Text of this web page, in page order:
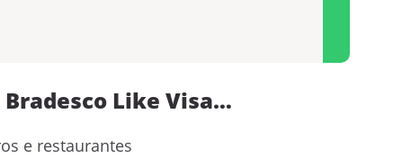
Like Visa…
e restaurantes